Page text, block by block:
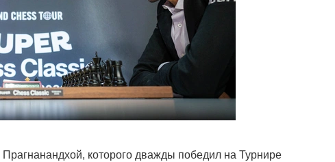
которого дважды победил на Турнире